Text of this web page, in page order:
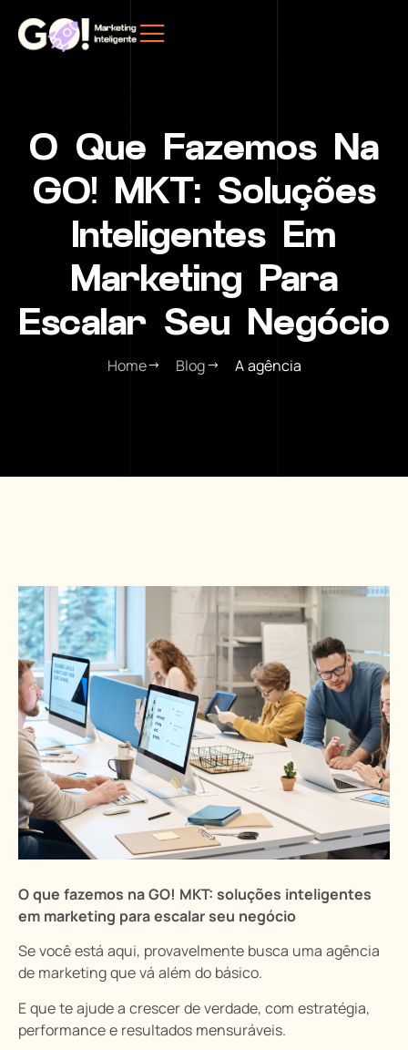
O Que Fazemos Na
GO! MKT: Soluções
Inteligentes Em
Marketing Para
Escalar Seu Negócio
Home Blog A agência
O que fazemos na GO! MKT: soluções inteligentes
em marketing para escalar seu negócio
Se você está aqui, provavelmente busca uma agência
de marketing que vá além do básico.
E que te ajude a crescer de verdade, com estratégia,
performance e resultados mensuráveis.